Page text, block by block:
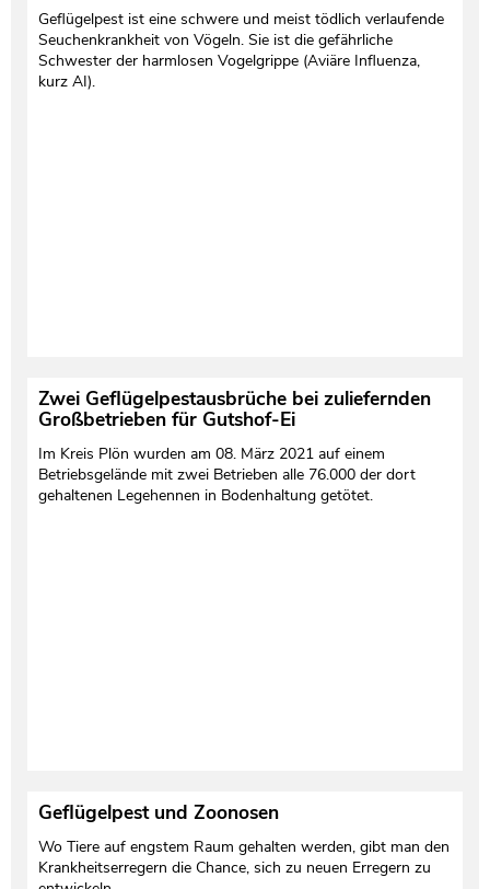
Geflügelpest ist eine schwere und meist tödlich verlaufende
Seuchenkrankheit von Vögeln. Sie ist die gefährliche
Schwester der harmlosen Vogelgrippe (Aviäre Influenza,
kurz AI).
Zwei Geflügelpestausbrüche bei zuliefernden
Großbetrieben für Gutshof-Ei
Im Kreis Plön wurden am 08. März 2021 auf einem
Betriebsgelände mit zwei Betrieben alle 76.000 der dort
gehaltenen Legehennen in Bodenhaltung getötet.
Geflügelpest und Zoonosen
Wo Tiere auf engstem Raum gehalten werden, gibt man den
Krankheitserregern die Chance, sich zu neuen Erregern zu